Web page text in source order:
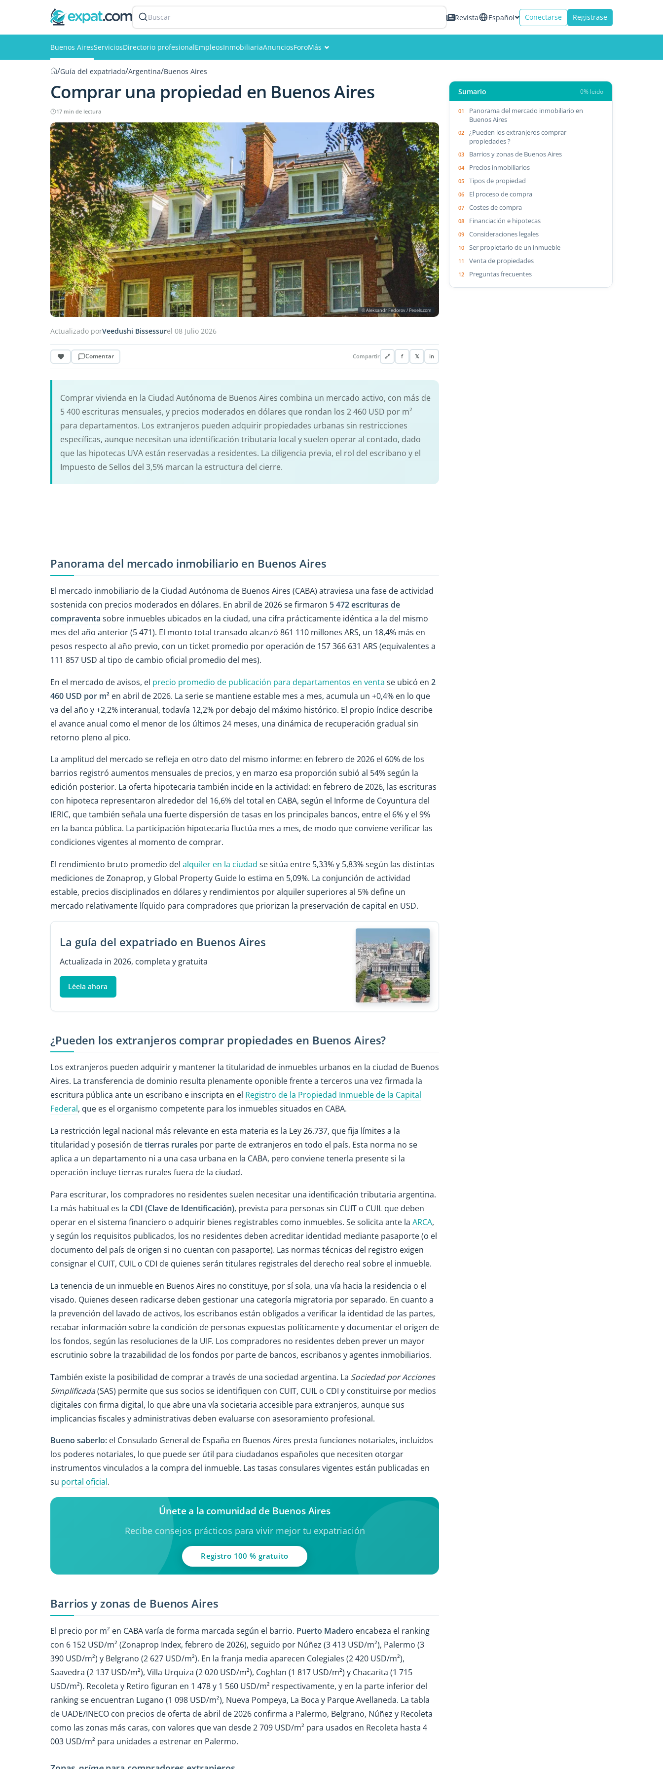
Buscar Revista Español Conectarse Registrase
Buenos AiresServiciosDirectorio profesionalEmpleosInmobiliariaAnunciosForoMás
Miembros
/Guía del expatriado/Argentina/Buenos Aires
Comprar una propiedad en Buenos Aires
17 min de lectura
© Aleksandr Fedorov / Pexels.com
Actualizado porVeedushi Bissessurel 08 Julio 2026
Comentar Compartir 🔗 f 𝕏 in
Comprar vivienda en la Ciudad Autónoma de Buenos Aires combina un mercado activo, con más de
5 400 escrituras mensuales, y precios moderados en dólares que rondan los 2 460 USD por m²
para departamentos. Los extranjeros pueden adquirir propiedades urbanas sin restricciones
específicas, aunque necesitan una identificación tributaria local y suelen operar al contado, dado
que las hipotecas UVA están reservadas a residentes. La diligencia previa, el rol del escribano y el
Impuesto de Sellos del 3,5% marcan la estructura del cierre.
Panorama del mercado inmobiliario en Buenos Aires
El mercado inmobiliario de la Ciudad Autónoma de Buenos Aires (CABA) atraviesa una fase de actividad
sostenida con precios moderados en dólares. En abril de 2026 se firmaron 5 472 escrituras de
compraventa sobre inmuebles ubicados en la ciudad, una cifra prácticamente idéntica a la del mismo
mes del año anterior (5 471). El monto total transado alcanzó 861 110 millones ARS, un 18,4% más en
pesos respecto al año previo, con un ticket promedio por operación de 157 366 631 ARS (equivalentes a
111 857 USD al tipo de cambio oficial promedio del mes).
En el mercado de avisos, el precio promedio de publicación para departamentos en venta se ubicó en 2
460 USD por m² en abril de 2026. La serie se mantiene estable mes a mes, acumula un +0,4% en lo que
va del año y +2,2% interanual, todavía 12,2% por debajo del máximo histórico. El propio índice describe
el avance anual como el menor de los últimos 24 meses, una dinámica de recuperación gradual sin
retorno pleno al pico.
La amplitud del mercado se refleja en otro dato del mismo informe: en febrero de 2026 el 60% de los
barrios registró aumentos mensuales de precios, y en marzo esa proporción subió al 54% según la
edición posterior. La oferta hipotecaria también incide en la actividad: en febrero de 2026, las escrituras
con hipoteca representaron alrededor del 16,6% del total en CABA, según el Informe de Coyuntura del
IERIC, que también señala una fuerte dispersión de tasas en los principales bancos, entre el 6% y el 9%
en la banca pública. La participación hipotecaria fluctúa mes a mes, de modo que conviene verificar las
condiciones vigentes al momento de comprar.
El rendimiento bruto promedio del alquiler en la ciudad se sitúa entre 5,33% y 5,83% según las distintas
mediciones de Zonaprop, y Global Property Guide lo estima en 5,09%. La conjunción de actividad
estable, precios disciplinados en dólares y rendimientos por alquiler superiores al 5% define un
mercado relativamente líquido para compradores que priorizan la preservación de capital en USD.
La guía del expatriado en Buenos Aires
Actualizada in 2026, completa y gratuita
Léela ahora
¿Pueden los extranjeros comprar propiedades en Buenos Aires?
Los extranjeros pueden adquirir y mantener la titularidad de inmuebles urbanos en la ciudad de Buenos
Aires. La transferencia de dominio resulta plenamente oponible frente a terceros una vez firmada la
escritura pública ante un escribano e inscripta en el Registro de la Propiedad Inmueble de la Capital
Federal, que es el organismo competente para los inmuebles situados en CABA.
La restricción legal nacional más relevante en esta materia es la Ley 26.737, que fija límites a la
titularidad y posesión detierras rurales por parte de extranjeros en todo el país. Esta norma no se
aplica a un departamento ni a una casa urbana en la CABA, pero conviene tenerla presente si la
operación incluye tierras rurales fuera de la ciudad.
Para escriturar, los compradores no residentes suelen necesitar una identificación tributaria argentina.
La más habitual es la CDI (Clave de Identificación), prevista para personas sin CUIT o CUIL que deben
operar en el sistema financiero o adquirir bienes registrables como inmuebles. Se solicita ante la ARCA,
y según los requisitos publicados, los no residentes deben acreditar identidad mediante pasaporte (o el
documento del país de origen si no cuentan con pasaporte). Las normas técnicas del registro exigen
consignar el CUIT, CUIL o CDI de quienes serán titulares registrales del derecho real sobre el inmueble.
La tenencia de un inmueble en Buenos Aires no constituye, por sí sola, una vía hacia la residencia o el
visado. Quienes deseen radicarse deben gestionar una categoría migratoria por separado. En cuanto a
la prevención del lavado de activos, los escribanos están obligados a verificar la identidad de las partes,
recabar información sobre la condición de personas expuestas políticamente y documentar el origen de
los fondos, según las resoluciones de la UIF. Los compradores no residentes deben prever un mayor
escrutinio sobre la trazabilidad de los fondos por parte de bancos, escribanos y agentes inmobiliarios.
También existe la posibilidad de comprar a través de una sociedad argentina. La Sociedad por Acciones
Simplificada(SAS) permite que sus socios se identifiquen con CUIT, CUIL o CDI y constituirse por medios
digitales con firma digital, lo que abre una vía societaria accesible para extranjeros, aunque sus
implicancias fiscales y administrativas deben evaluarse con asesoramiento profesional.
Bueno saberlo: el Consulado General de España en Buenos Aires presta funciones notariales, incluidos
los poderes notariales, lo que puede ser útil para ciudadanos españoles que necesiten otorgar
instrumentos vinculados a la compra del inmueble. Las tasas consulares vigentes están publicadas en
su portal oficial.
Únete a la comunidad de Buenos Aires
Recibe consejos prácticos para vivir mejor tu expatriación
Registro 100 % gratuito
Barrios y zonas de Buenos Aires
El precio por m² en CABA varía de forma marcada según el barrio. Puerto Madero encabeza el ranking
con 6 152 USD/m² (Zonaprop Index, febrero de 2026), seguido por Núñez (3 413 USD/m²), Palermo (3
390 USD/m²) y Belgrano (2 627 USD/m²). En la franja media aparecen Colegiales (2 420 USD/m²),
Saavedra (2 137 USD/m²), Villa Urquiza (2 020 USD/m²), Coghlan (1 817 USD/m²) y Chacarita (1 715
USD/m²). Recoleta y Retiro figuran en 1 478 y 1 560 USD/m² respectivamente, y en la parte inferior del
ranking se encuentran Lugano (1 098 USD/m²), Nueva Pompeya, La Boca y Parque Avellaneda. La tabla
de UADE/INECO con precios de oferta de abril de 2026 confirma a Palermo, Belgrano, Núñez y Recoleta
como las zonas más caras, con valores que van desde 2 709 USD/m² para usados en Recoleta hasta 4
003 USD/m² para unidades a estrenar en Palermo.
Sumario 0% leido
Panorama del mercado inmobiliario en
Buenos Aires
¿Pueden los extranjeros comprar
propiedades ?
Barrios y zonas de Buenos Aires
Precios inmobiliarios
Tipos de propiedad
El proceso de compra
Costes de compra
Financiación e hipotecas
Consideraciones legales
Ser propietario de un inmueble
Venta de propiedades
Preguntas frecuentes